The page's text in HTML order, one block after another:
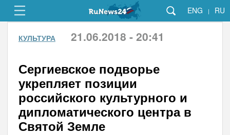
ENG | RU
КУЛЬТУРА 21.06.2018 - 20:41
Сергиевское подворье
укрепляет позиции
российского культурного и
дипломатического центра в
Святой Земле